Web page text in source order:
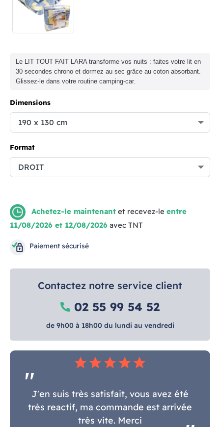
Le LIT TOUT FAIT LARA transforme vos nuits : faites votre lit en
30 secondes chrono et dormez au sec grâce au coton absorbant.
Glissez-le dans votre routine camping-car.
Dimensions
Format
Achetez-le maintenant et recevez-le entre
11/08/2026 et 12/08/2026 avec TNT
Paiement sécurisé
Contactez notre service client
02 55 99 54 52
de 9h00 à 18h00 du lundi au vendredi
star star star star star
J'en suis très satisfait, vous avez été
très reactif, ma commande est arrivée
très vite. Merci